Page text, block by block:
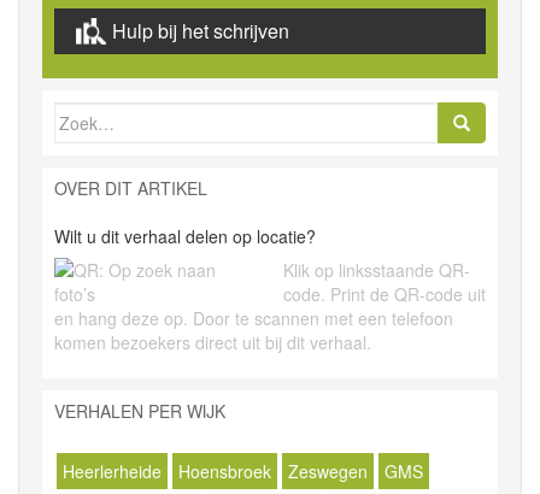
Hulp bij het schrijven
Zoek
naar:
OVER DIT ARTIKEL
Wilt u dit verhaal delen op locatie?
Klik op linksstaande QR-
code. Print de QR-code uit
en hang deze op. Door te scannen met een telefoon
komen bezoekers direct uit bij dit verhaal.
VERHALEN PER WIJK
Heerlerheide Hoensbroek Zeswegen
GMS